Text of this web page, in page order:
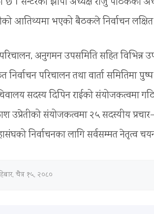
आतिथ्यमा भएको बैठकले निर्वाचन
अनुगमन उपसमिति सहित विभिन्न
निर्वाचन परिचालन तथा वार्ता समितिमा
सदस्य दिपिन राईको संयोजकत्वमा
उप्रेतीको संयोजकत्वमा २५ सदस्यीय
निर्वाचनका लागि सर्वसम्मत नेतृत्व
चैत्र १५, २०८०